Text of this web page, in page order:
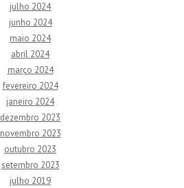
julho 2024
junho 2024
maio 2024
abril 2024
março 2024
fevereiro 2024
janeiro 2024
dezembro 2023
novembro 2023
outubro 2023
setembro 2023
julho 2019